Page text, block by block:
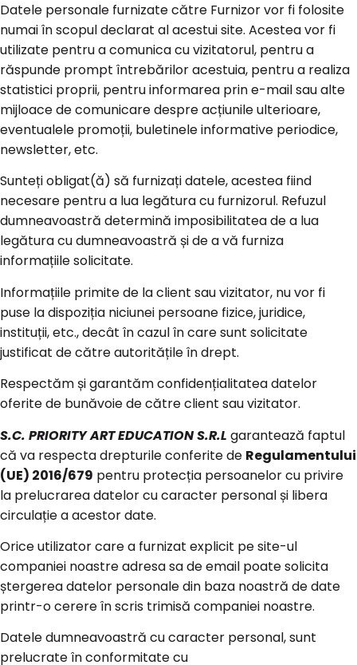
Datele personale furnizate către Furnizor vor fi folosite
numai în scopul declarat al acestui site. Acestea vor fi
utilizate pentru a comunica cu vizitatorul, pentru a
răspunde prompt întrebărilor acestuia, pentru a realiza
statistici proprii, pentru informarea prin e-mail sau alte
mijloace de comunicare despre acțiunile ulterioare,
eventualele promoții, buletinele informative periodice,
newsletter, etc.
Sunteți obligat(ă) să furnizați datele, acestea fiind
necesare pentru a lua legătura cu furnizorul. Refuzul
dumneavoastră determină imposibilitatea de a lua
legătura cu dumneavoastră și de a vă furniza
informațiile solicitate.
Informațiile primite de la client sau vizitator, nu vor fi
puse la dispoziția niciunei persoane fizice, juridice,
instituții, etc., decât în cazul în care sunt solicitate
justificat de către autoritățile în drept.
Respectăm și garantăm confidențialitatea datelor
oferite de bunăvoie de către client sau vizitator.
S.C. PRIORITY ART EDUCATION S.R.L garantează faptul
că va respecta drepturile conferite de Regulamentului
(UE) 2016/679 pentru protecția persoanelor cu privire
la prelucrarea datelor cu caracter personal și libera
circulație a acestor date.
Orice utilizator care a furnizat explicit pe site-ul
companiei noastre adresa sa de email poate solicita
ștergerea datelor personale din baza noastră de date
printr-o cerere în scris trimisă companiei noastre.
Datele dumneavoastră cu caracter personal, sunt
prelucrate în conformitate cu